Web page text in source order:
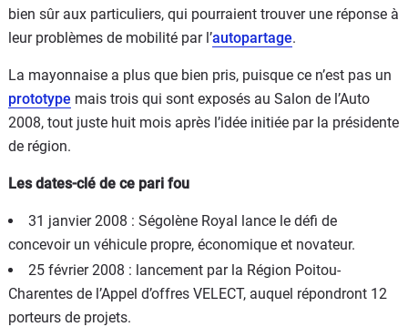
bien sûr aux particuliers, qui pourraient trouver une réponse à
leur problèmes de mobilité par l’autopartage.
La mayonnaise a plus que bien pris, puisque ce n’est pas un
prototype mais trois qui sont exposés au Salon de l’Auto
2008, tout juste huit mois après l’idée initiée par la présidente
de région.
Les dates-clé de ce pari fou
31 janvier 2008 : Ségolène Royal lance le défi de
concevoir un véhicule propre, économique et novateur.
25 février 2008 : lancement par la Région Poitou-
Charentes de l’Appel d’offres VELECT, auquel répondront 12
porteurs de projets.